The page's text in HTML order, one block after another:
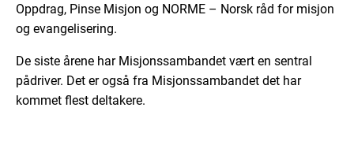
Oppdrag, Pinse Misjon og NORME – Norsk råd for misjon
og evangelisering.
De siste årene har Misjonssambandet vært en sentral
pådriver. Det er også fra Misjonssambandet det har
kommet flest deltakere.